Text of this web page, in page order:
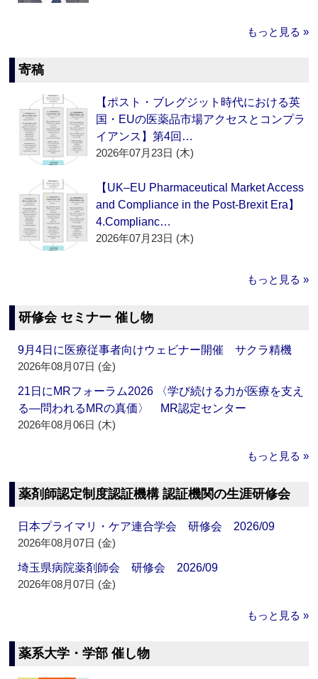
もっと見る »
寄稿
【ポスト・ブレグジット時代における英
国・EUの医薬品市場アクセスとコンプラ
イアンス】第4回…
2026年07月23日 (木)
【UK–EU Pharmaceutical Market Access
and Compliance in the Post-Brexit Era】
4.Complianc…
2026年07月23日 (木)
もっと見る »
研修会 セミナー 催し物
9月4日に医療従事者向けウェビナー開催 サクラ精機
2026年08月07日 (金)
21日にMRフォーラム2026 〈学び続ける力が医療を支え
る―問われるMRの真価〉 MR認定センター
2026年08月06日 (木)
もっと見る »
薬剤師認定制度認証機構 認証機関の生涯研修会
日本プライマリ・ケア連合学会 研修会 2026/09
2026年08月07日 (金)
埼玉県病院薬剤師会 研修会 2026/09
2026年08月07日 (金)
もっと見る »
薬系大学・学部 催し物